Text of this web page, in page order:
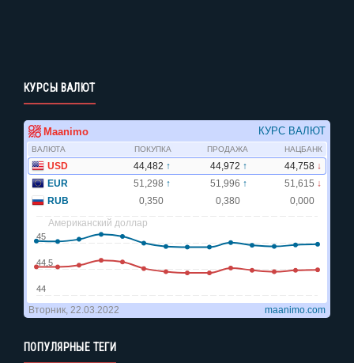
КУРСЫ ВАЛЮТ
ПОПУЛЯРНЫЕ ТЕГИ